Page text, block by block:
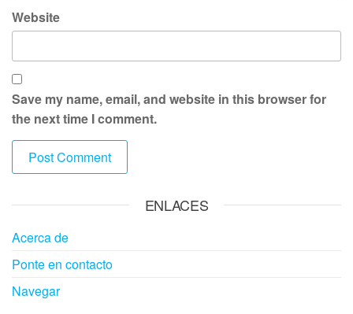
Website
Save my name, email, and website in this browser for
the next time I comment.
ENLACES
Acerca de
Ponte en contacto
Navegar